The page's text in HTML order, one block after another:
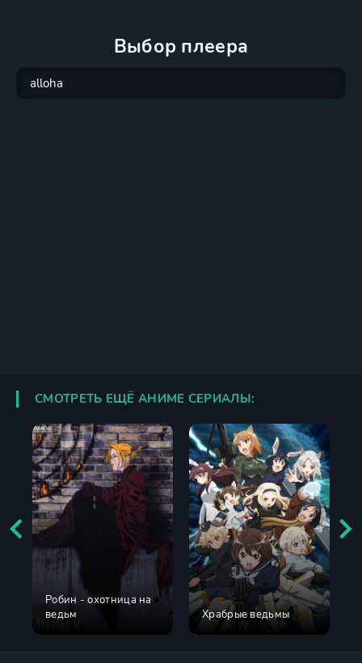
Выбор плеера
СМОТРЕТЬ ЕЩЁ АНИМЕ СЕРИАЛЫ:
Робин - охотница на
ведьм
Храбрые ведьмы